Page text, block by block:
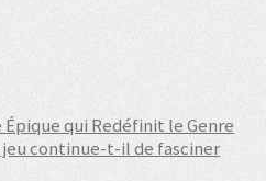
Épique qui Redéfinit le Genre
jeu continue-t-il de fasciner